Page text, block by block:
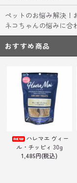
ペットのお悩み解決
ネコちゃんの悩みに合
おすすめ商品
ハレマエ ヴィー
ル・チッピィ 30g
1,485円(税込)